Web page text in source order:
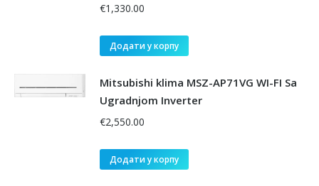
€1,330.00
Додати у корпу
Mitsubishi klima MSZ-AP71VG WI-FI Sa
Ugradnjom Inverter
€2,550.00
Додати у корпу